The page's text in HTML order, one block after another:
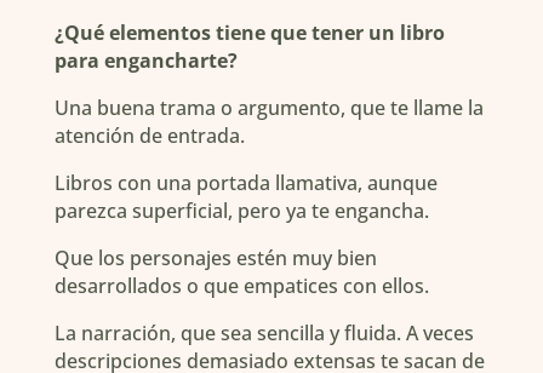
¿Qué elementos tiene que tener un libro
para engancharte?
Una buena trama o argumento, que te llame la
atención de entrada.
Libros con una portada llamativa, aunque
parezca superficial, pero ya te engancha.
Que los personajes estén muy bien
desarrollados o que empatices con ellos.
La narración, que sea sencilla y fluida. A veces
descripciones demasiado extensas te sacan de